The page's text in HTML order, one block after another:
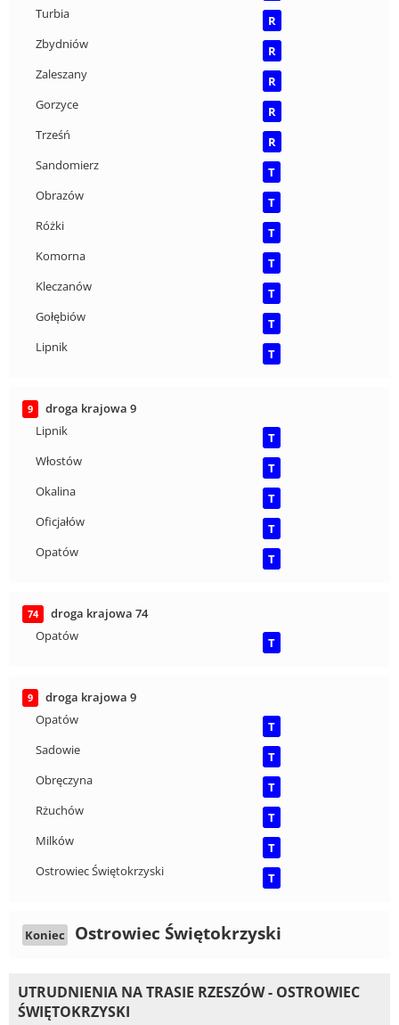
Turbia
R
Zbydniów
R
Zaleszany
R
Gorzyce
R
Trześń
R
Sandomierz
T
Obrazów
T
Różki
T
Komorna
T
Kleczanów
T
Gołębiów
T
Lipnik
T
9
droga krajowa 9
Lipnik
T
Włostów
T
Okalina
T
Oficjałów
T
Opatów
T
74
droga krajowa 74
Opatów
T
9
droga krajowa 9
Opatów
T
Sadowie
T
Obręczyna
T
Rżuchów
T
Milków
T
Ostrowiec Świętokrzyski
T
Koniec Ostrowiec Świętokrzyski
UTRUDNIENIA NA TRASIE RZESZÓW - OSTROWIEC
ŚWIĘTOKRZYSKI